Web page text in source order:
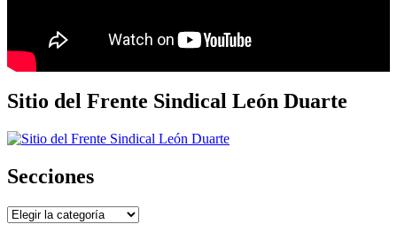
Sitio del Frente Sindical León Duarte
Secciones
Secciones